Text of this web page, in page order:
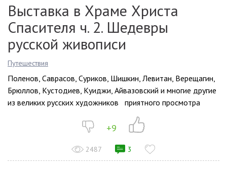
Выставка в Храме Христа
Спасителя ч. 2. Шедевры
русской живописи
Путешествия
Поленов, Саврасов, Суриков, Шишкин, Левитан, Верещагин,
Брюллов, Кустодиев, Куиджи, Айвазовский и многие другие
из великих русских художников приятного просмотра
+9
2487 3